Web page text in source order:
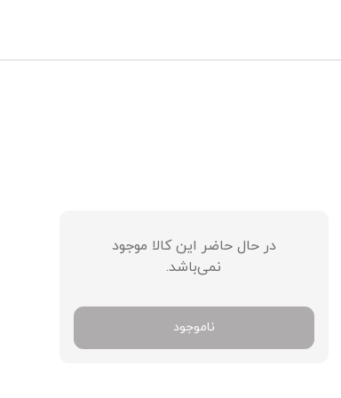
در حال حاضر این کالا موجود
نمی‌باشد.
ناموجود